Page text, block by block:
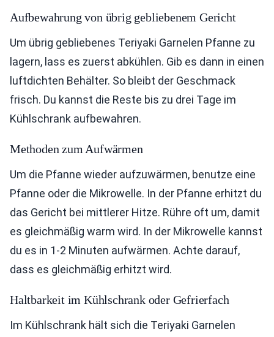
Aufbewahrung von übrig gebliebenem Gericht
Um übrig gebliebenes Teriyaki Garnelen Pfanne zu
lagern, lass es zuerst abkühlen. Gib es dann in einen
luftdichten Behälter. So bleibt der Geschmack
frisch. Du kannst die Reste bis zu drei Tage im
Kühlschrank aufbewahren.
Methoden zum Aufwärmen
Um die Pfanne wieder aufzuwärmen, benutze eine
Pfanne oder die Mikrowelle. In der Pfanne erhitzt du
das Gericht bei mittlerer Hitze. Rühre oft um, damit
es gleichmäßig warm wird. In der Mikrowelle kannst
du es in 1-2 Minuten aufwärmen. Achte darauf,
dass es gleichmäßig erhitzt wird.
Haltbarkeit im Kühlschrank oder Gefrierfach
Im Kühlschrank hält sich die Teriyaki Garnelen